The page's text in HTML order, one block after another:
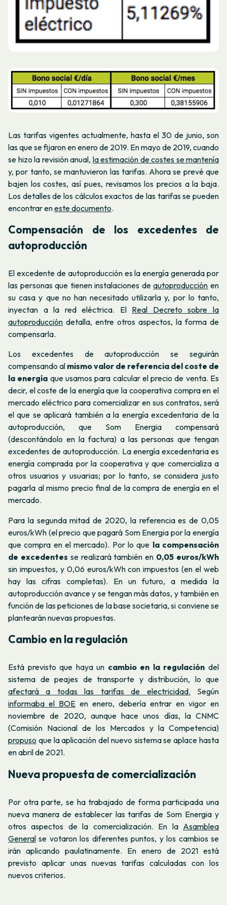
Las tarifas vigentes actualmente, hasta el 30 de junio, son
las que se fijaron en enero de 2019. En mayo de 2019, cuando
se hizo la revisión anual, la estimación de costes se mantenía
y, por tanto, se mantuvieron las tarifas. Ahora se prevé que
bajen los costes, así pues, revisamos los precios a la baja.
Los detalles de los cálculos exactos de las tarifas se pueden
encontrar eneste documento.
Compensación de los excedentes de
autoproducción
El excedente de autoproducción es la energía generada por
las personas que tienen instalaciones deautoproducción en
su casa y que no han necesitado utilizarla y, por lo tanto,
inyectan a la red eléctrica. El Real Decreto sobre la
autoproducción detalla, entre otros aspectos, la forma de
compensarla.
Los excedentes de autoproducción se seguirán
compensando al mismo valor de referencia del coste de
la energía que usamos para calcular el precio de venta. Es
decir, el coste de la energía que la cooperativa compra en el
mercado eléctrico para comercializar en sus contratos, será
el que se aplicará también a la energía excedentaria de la
autoproducción, que Som Energia compensará
(descontándolo en la factura) a las personas que tengan
excedentes de autoproducción. La energía excedentaria es
energía comprada por la cooperativa y que comercializa a
otros usuarios y usuarias; por lo tanto, se considera justo
pagarla al mismo precio final de la compra de energía en el
mercado.
Para la segunda mitad de 2020, la referencia es de 0,05
euros/kWh (el precio que pagará Som Energia por la energía
que compra en el mercado). Por lo que la compensación
de excedentes se realizará también en 0,05 euros/kWh
sin impuestos, y 0,06 euros/kWh con impuestos (en el web
hay las cifras completas). En un futuro, a medida la
autoproducción avance y se tengan más datos, y también en
función de las peticiones de la base societaria, si conviene se
plantearán nuevas propuestas.
Cambio en la regulación
Está previsto que haya un cambio en la regulación del
sistema de peajes de transporte y distribución, lo que
afectará a todas las tarifas de electricidad. Según
informaba el BOE en enero, debería entrar en vigor en
noviembre de 2020, aunque hace unos días, la CNMC
(Comisión Nacional de los Mercados y la Competencia)
propuso que la aplicación del nuevo sistema se aplace hasta
en abril de 2021.
Nueva propuesta de comercialización
Por otra parte, se ha trabajado de forma participada una
nueva manera de establecer las tarifas de Som Energia y
otros aspectos de la comercialización. En la Asamblea
General se votaron los diferentes puntos, y los cambios se
irán aplicando paulatinamente. En enero de 2021 está
previsto aplicar unas nuevas tarifas calculadas con los
nuevos criterios.